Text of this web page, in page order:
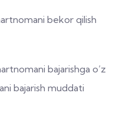
bekor qilish
bajarishga o‘z
bajarish muddati